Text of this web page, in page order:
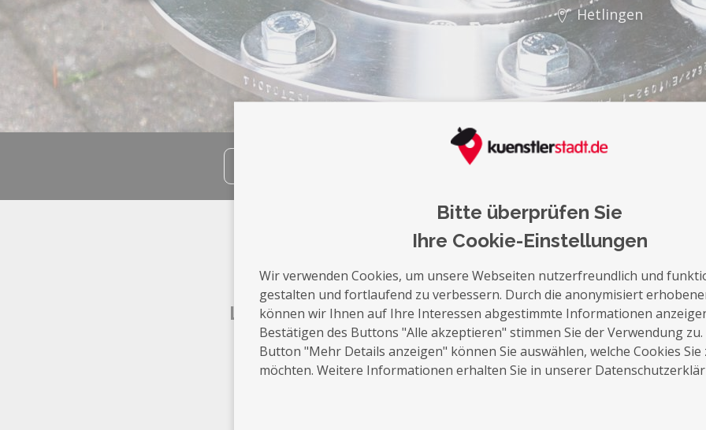
Hetlingen
auf die Merkliste
Hetlingen
Leistungen
Designer
Über Mich
Die Manufaktur Bauer wurde Anfang
schöpferisches und künstlerisches
gefertigt, somit ist jedes Produkt ein
kreativen Ader endlich freien Lauf lassen
Beruf. Ich entwerfe für den Wohn &
Möbeln bis Hin zur einzigartigen
Bitte überprüfen Sie
Ihre Cookie-Einstellungen
Wir verwenden Cookies, um unsere Webseiten nutzerfreundlich und
gestalten und fortlaufend zu verbessern. Durch die anonymisiert
können wir Ihnen auf Ihre Interessen abgestimmte Informationen
Bestätigen des Buttons "Alle akzeptieren" stimmen Sie der Verwendung
Button "Mehr Details anzeigen" können Sie auswählen, welche Cookies Sie
möchten. Weitere Informationen erhalten Sie in unserer